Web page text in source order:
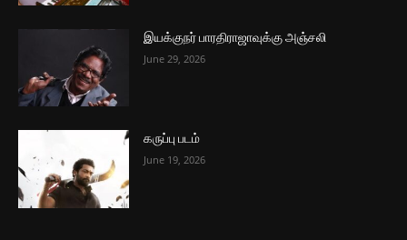
இயக்குநர் பாரதிராஜாவுக்கு அஞ்சலி
June 29, 2026
கருப்பு படம்
June 19, 2026